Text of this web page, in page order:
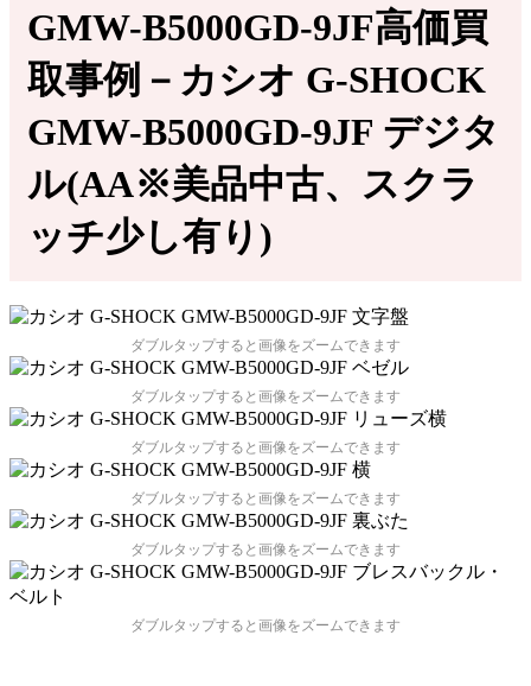
GMW-B5000GD-9JF高価買
取事例－カシオ G-SHOCK
GMW-B5000GD-9JF デジタ
ル(AA※美品中古、スクラ
ッチ少し有り)
ダブルタップすると画像をズームできます
ダブルタップすると画像をズームできます
ダブルタップすると画像をズームできます
ダブルタップすると画像をズームできます
ダブルタップすると画像をズームできます
ダブルタップすると画像をズームできます